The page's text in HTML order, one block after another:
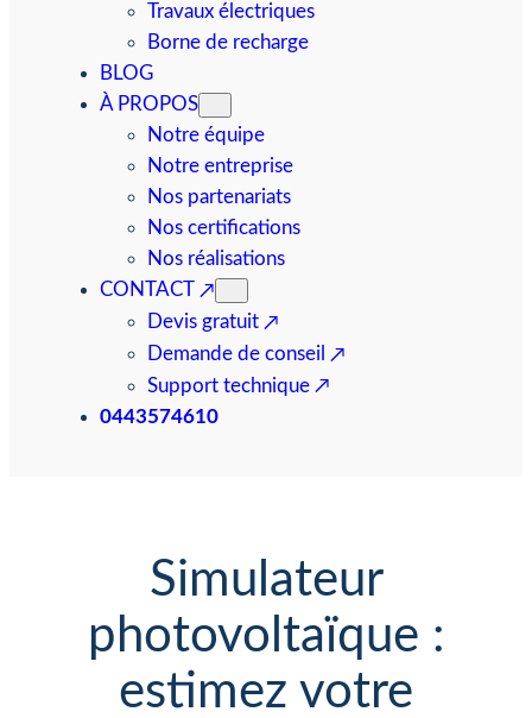
Travaux électriques
Borne de recharge
BLOG
À PROPOS
Notre équipe
Notre entreprise
Nos partenariats
Nos certifications
Nos réalisations
CONTACT
Devis gratuit
Demande de conseil
Support technique
0443574610
Simulateur
photovoltaïque :
estimez votre